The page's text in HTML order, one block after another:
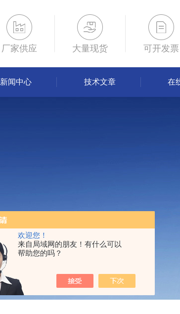
欢迎您！
来自局域网的朋友！有什么可以
帮助您的吗？
厂家供应 大量现货 可开发票
新闻中心 技术文章 在